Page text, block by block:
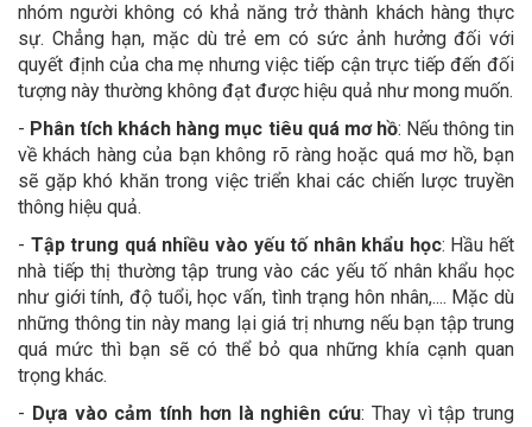
nhóm người không có khả năng trở thành khách hàng thực
sự. Chẳng hạn, mặc dù trẻ em có sức ảnh hưởng đối với
quyết định của cha mẹ nhưng việc tiếp cận trực tiếp đến đối
tượng này thường không đạt được hiệu quả như mong muốn.
- Phân tích khách hàng mục tiêu quá mơ hồ: Nếu thông tin
về khách hàng của bạn không rõ ràng hoặc quá mơ hồ, bạn
sẽ gặp khó khăn trong việc triển khai các chiến lược truyền
thông hiệu quả.
- Tập trung quá nhiều vào yếu tố nhân khẩu học: Hầu hết
nhà tiếp thị thường tập trung vào các yếu tố nhân khẩu học
như giới tính, độ tuổi, học vấn, tình trạng hôn nhân,.... Mặc dù
những thông tin này mang lại giá trị nhưng nếu bạn tập trung
quá mức thì bạn sẽ có thể bỏ qua những khía cạnh quan
trọng khác.
- Dựa vào cảm tính hơn là nghiên cứu: Thay vì tập trung